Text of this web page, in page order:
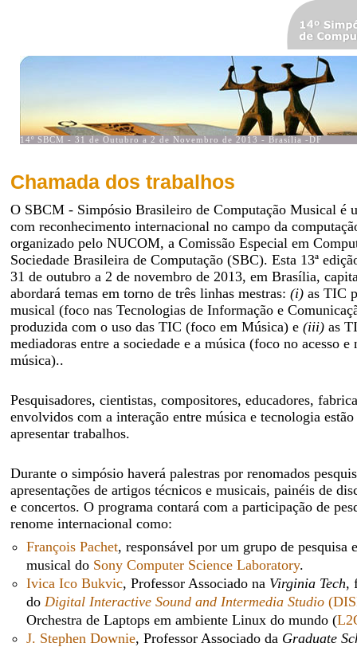
Chamada dos trabalhos
O SBCM - Simpósio Brasileiro de Computação Musical é
com reconhecimento internacional no campo da
organizado pelo NUCOM, a Comissão Especial em
Sociedade Brasileira de Computação (SBC). Esta 13ª
31 de outubro a 2 de novembro de 2013, em Brasília,
abordará temas em torno de três linhas mestras: (i) as TIC
musical (foco nas Tecnologias de Informação e
produzida com o uso das TIC (foco em Música) e (iii) as
mediadoras entre a sociedade e a música (foco no acesso e
música)..
Pesquisadores, cientistas, compositores, educadores,
envolvidos com a interação entre música e tecnologia
apresentar trabalhos.
Durante o simpósio haverá palestras por renomados
apresentações de artigos técnicos e musicais, painéis de
e concertos. O programa contará com a participação de
renome internacional como:
François Pachet, responsável por um grupo de pesquisa
musical do Sony Computer Science Laboratory.
Ivica Ico Bukvic, Professor Associado na Virginia Tech,
do Digital Interactive Sound and Intermedia Studio
Orchestra de Laptops em ambiente Linux do mundo (
J. Stephen Downie, Professor Associado da Graduate